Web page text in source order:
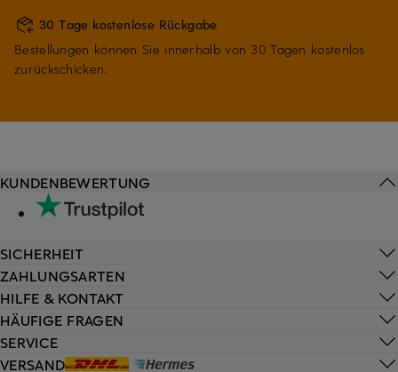
30 Tage kostenlose Rückgabe
Bestellungen können Sie innerhalb von 30 Tagen kostenlos
zurückschicken.
HILFE & KONTAKT
HÄUFIGE FRAGEN
SERVICE
VERSAND
KUNDENBEWERTUNG
SICHERHEIT
ZAHLUNGSARTEN